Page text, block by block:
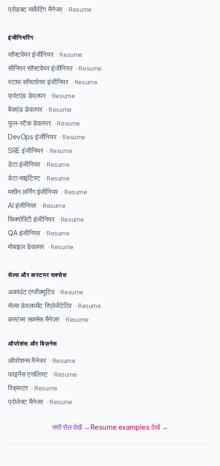
प्रोडक्ट मार्केटिंग मैनेजर · Resume
इंजीनियरिंग
सॉफ्टवेयर इंजीनियर · Resume
सीनियर सॉफ्टवेयर इंजीनियर · Resume
स्टाफ सॉफ्टवेयर इंजीनियर · Resume
फ्रंटएंड डेवलपर · Resume
बैकएंड डेवलपर · Resume
फुल-स्टैक डेवलपर · Resume
DevOps इंजीनियर · Resume
SRE इंजीनियर · Resume
डेटा इंजीनियर · Resume
डेटा साइंटिस्ट · Resume
मशीन लर्निंग इंजीनियर · Resume
AI इंजीनियर · Resume
सिक्योरिटी इंजीनियर · Resume
QA इंजीनियर · Resume
मोबाइल डेवलपर · Resume
सेल्स और कस्टमर सक्सेस
अकाउंट एग्जीक्यूटिव · Resume
सेल्स डेवलपमेंट रिप्रेजेंटेटिव · Resume
कस्टमर सक्सेस मैनेजर · Resume
ऑपरेशंस और बिज़नेस
ऑपरेशन्स मैनेजर · Resume
फाइनेंस एनालिस्ट · Resume
रिक्रूटर · Resume
प्रोजेक्ट मैनेजर · Resume
सभी रोल देखें → Resume examples देखें →